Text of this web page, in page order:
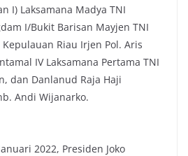
I) Laksamana Madya TNI
I/Bukit Barisan Mayjen TNI
Riau Irjen Pol. Aris
IV Laksamana Pertama TNI
dan Danlanud Raja Haji
Andi Wijanarko.
2022, Presiden Joko